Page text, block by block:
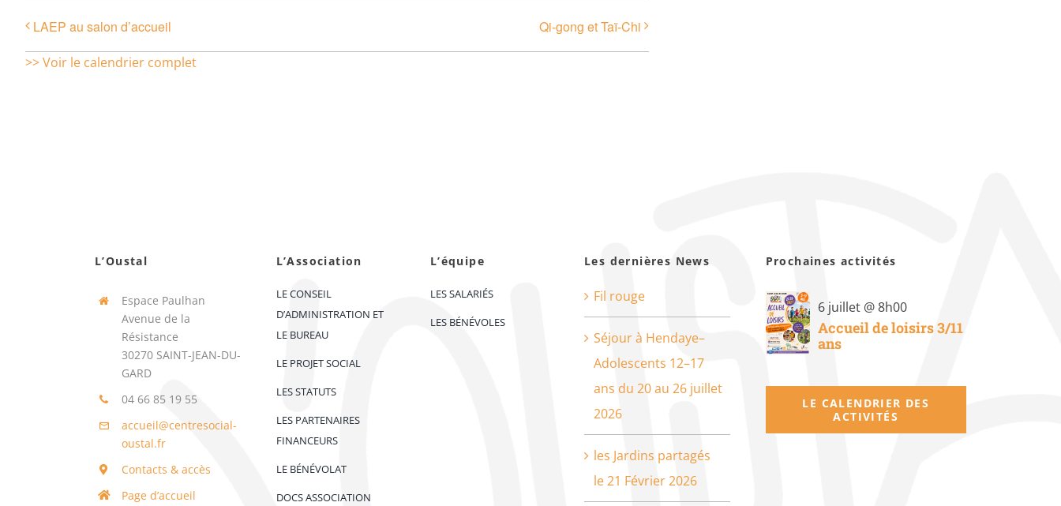
LAEP au salon d’accueil Qi-gong et Taï-Chi
>> Voir le calendrier complet
L’Oustal
Espace Paulhan
Avenue de la
Résistance
30270 SAINT-JEAN-DU-
GARD
04 66 85 19 55
accueil@centresocial-
oustal.fr
Contacts & accès
Page d’accueil
L’Association
LE CONSEIL
D’ADMINISTRATION ET
LE BUREAU
LE PROJET SOCIAL
LES STATUTS
LES PARTENAIRES
FINANCEURS
LE BÉNÉVOLAT
DOCS ASSOCIATION
L’équipe
LES SALARIÉS
LES BÉNÉVOLES
Les dernières News
Fil rouge
Séjour à Hendaye–
Adolescents 12–17
ans du 20 au 26 juillet
2026
les Jardins partagés
le 21 Février 2026
Prochaines activités
6 juillet @ 8h00
Accueil de loisirs 3/11
ans
LE CALENDRIER DES
ACTIVITÉS